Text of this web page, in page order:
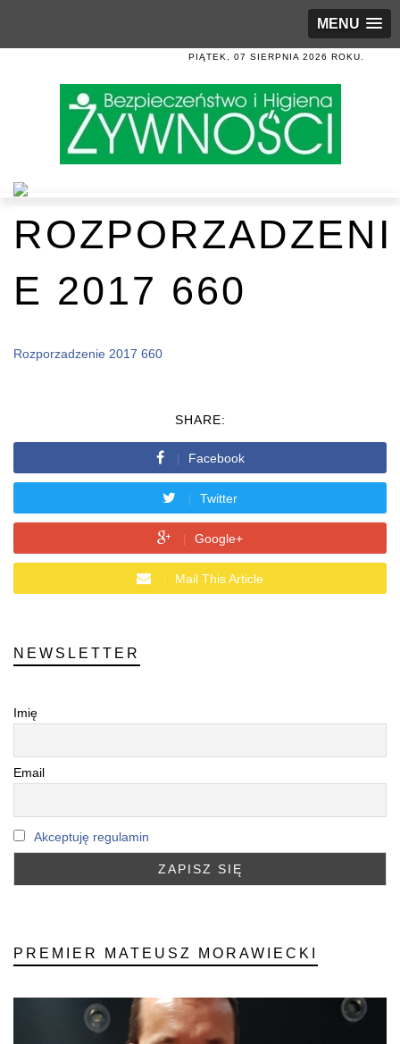
MENU
PIĄTEK, 07 SIERPNIA 2026 ROKU.
ROZPORZADZENI
E 2017 660
Rozporzadzenie 2017 660
SHARE:
Facebook
Twitter
Google+
Mail This Article
NEWSLETTER
Imię
Email
Akceptuję regulamin
PREMIER MATEUSZ MORAWIECKI